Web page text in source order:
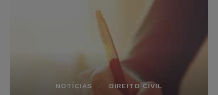
NOTÍCIAS DIREITO CIVIL